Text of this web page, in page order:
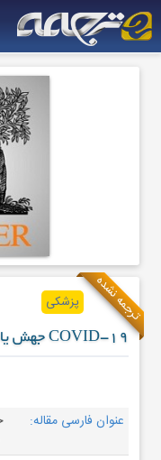
ترجمه نشده پزشکی
COVID-19 جهش یافته
عنوان فارسی مقاله: